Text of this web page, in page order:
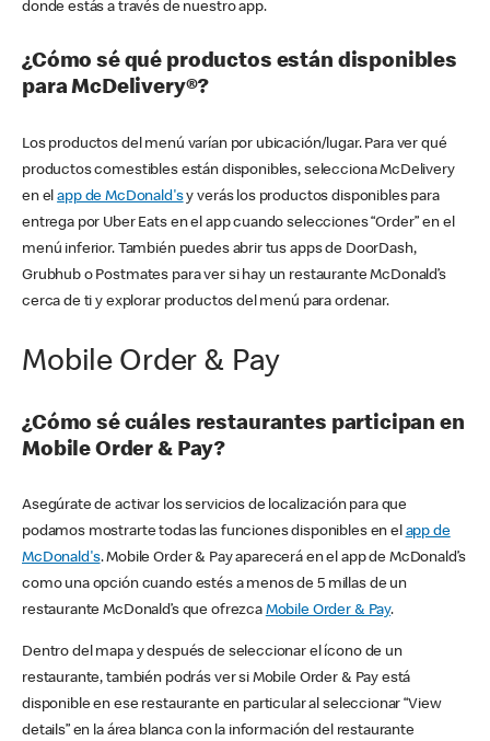
donde estás a través de nuestro app.
¿Cómo sé qué productos están disponibles
para McDelivery®?
Los productos del menú varían por ubicación/lugar. Para ver qué
productos comestibles están disponibles, selecciona McDelivery
en elapp de McDonald'sy verás los productos disponibles para
entrega por Uber Eats en el app cuando selecciones “Order” en el
menú inferior. También puedes abrir tus apps de DoorDash,
Grubhub o Postmates para ver si hay un restaurante McDonald’s
cerca de ti y explorar productos del menú para ordenar.
Mobile Order & Pay
¿Cómo sé cuáles restaurantes participan en
Mobile Order & Pay?
Asegúrate de activar los servicios de localización para que
podamos mostrarte todas las funciones disponibles en el app de
McDonald's. Mobile Order & Pay aparecerá en el app de McDonald’s
como una opción cuando estés a menos de 5 millas de un
restaurante McDonald’s que ofrezca Mobile Order & Pay.
Dentro del mapa y después de seleccionar el ícono de un
restaurante, también podrás ver si Mobile Order & Pay está
disponible en ese restaurante en particular al seleccionar “View
details” en la área blanca con la información del restaurante